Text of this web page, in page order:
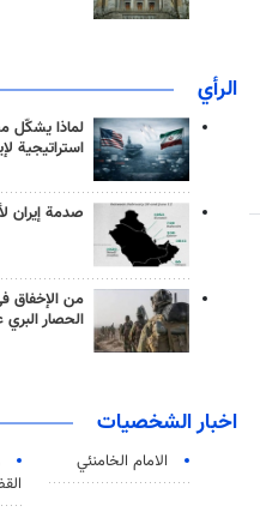
الرأي
لماذا يشكّل
استراتيجية
صدمة إيران
من الإخفاق
الحصار البري
اخبار الشخصيات
الامام الخامنئي